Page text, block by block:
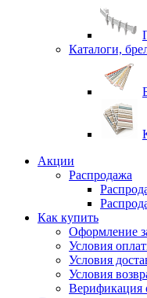
Каталоги,
Акции
Распродажа
Как купить
Оформление
Условия
Условия
Условия
Верификация